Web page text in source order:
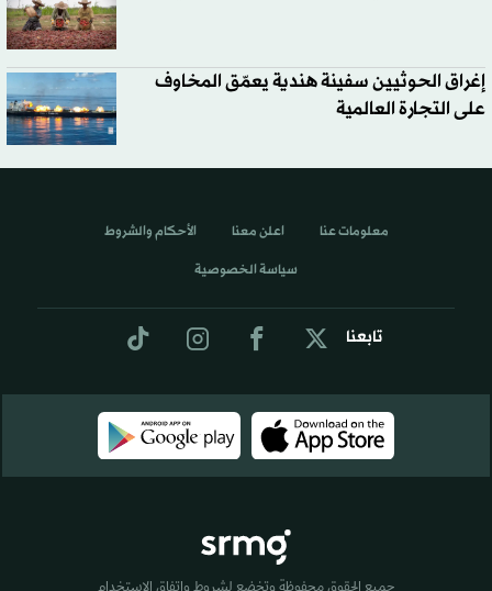
إغراق الحوثيين سفينة هندية يعمّق المخاوف
على التجارة العالمية
تابعنا
معلومات عنا اعلن معنا الأحكام والشروط
سياسة الخصوصية